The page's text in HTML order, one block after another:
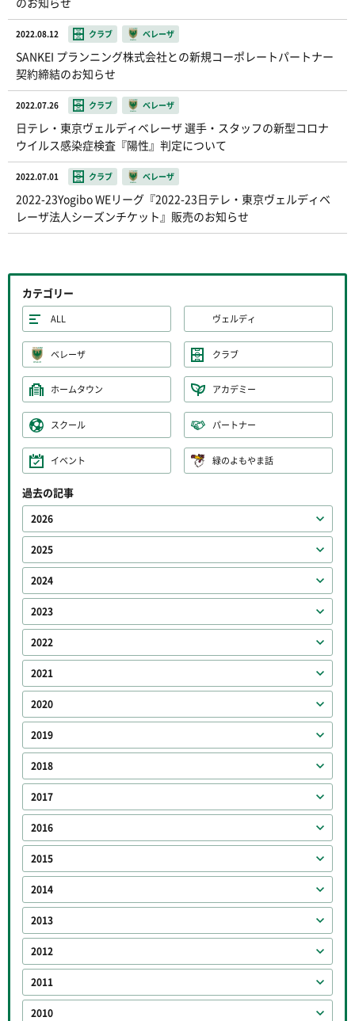
2022.08.12 クラブ ベレーザ
SANKEI プランニング株式会社との新規コーポレートパートナー
契約締結のお知らせ
2022.07.26 クラブ ベレーザ
日テレ・東京ヴェルディベレーザ 選手・スタッフの新型コロナ
ウイルス感染症検査『陽性』判定について
2022.07.01 クラブ ベレーザ
2022-23Yogibo WEリーグ『2022-23日テレ・東京ヴェルディベ
レーザ法人シーズンチケット』販売のお知らせ
カテゴリー
ALL ヴェルディ
ベレーザ クラブ
ホームタウン アカデミー
スクール パートナー
イベント 緑のよもやま話
過去の記事
2026
2025
2024
2023
2022
2021
2020
2019
2018
2017
2016
2015
2014
2013
2012
2011
2010